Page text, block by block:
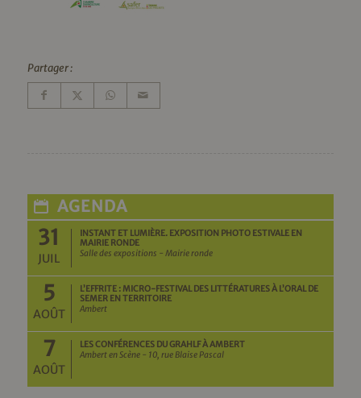
Partager :
AGENDA
31
JUIL
INSTANT ET LUMIÈRE. EXPOSITION PHOTO ESTIVALE EN
MAIRIE RONDE
Salle des expositions - Mairie ronde
5
AOÛT
L’EFFRITE : MICRO-FESTIVAL DES LITTÉRATURES À L’ORAL DE
SEMER EN TERRITOIRE
Ambert
7
AOÛT
LES CONFÉRENCES DU GRAHLF À AMBERT
Ambert en Scène - 10, rue Blaise Pascal